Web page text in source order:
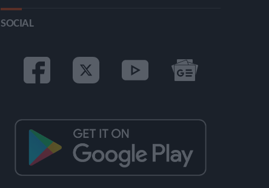
SOCIAL